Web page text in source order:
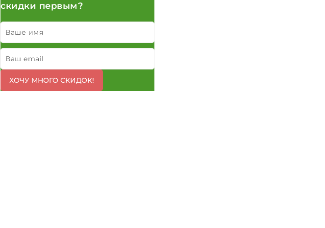
скидки первым?
Ваше имя
Ваш email
ХОЧУ МНОГО СКИДОК!